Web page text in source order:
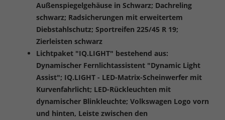
Außenspiegelgehäuse in Schwarz; Dachreling
schwarz; Radsicherungen mit erweitertem
Diebstahlschutz; Sportreifen 225/45 R 19;
Zierleisten schwarz
Lichtpaket "IQ.LIGHT" bestehend aus:
Dynamischer Fernlichtassistent "Dynamic Light
Assist"; IQ.LIGHT - LED-Matrix-Scheinwerfer mit
Kurvenfahrlicht; LED-Rückleuchten mit
dynamischer Blinkleuchte; Volkswagen Logo vorn
und hinten, Leiste zwischen den